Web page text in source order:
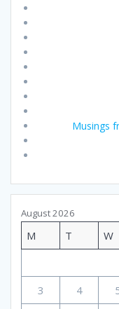
Musings
August 2026
M T W
3
4